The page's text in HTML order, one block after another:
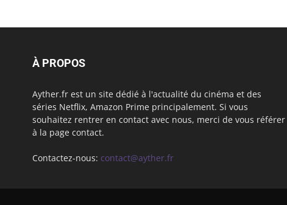
À PROPOS
Ayther.fr est un site dédié à l'actualité du cinéma et des
séries Netflix, Amazon Prime principalement. Si vous
souhaitez rentrer en contact avec nous, merci de vous référer
à la page contact.
Contactez-nous: contact@ayther.fr